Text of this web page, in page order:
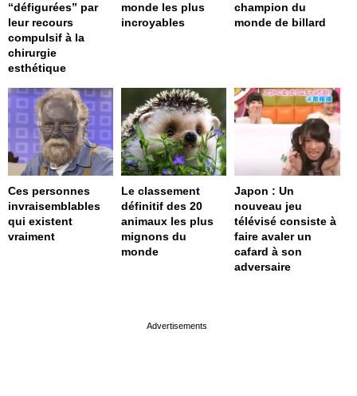
“défigurées” par
leur recours
compulsif à la
chirurgie
esthétique
monde les plus
incroyables
champion du
monde de billard
Ces personnes
invraisemblables
qui existent
vraiment
Le classement
définitif des 20
animaux les plus
mignons du
monde
Japon : Un
nouveau jeu
télévisé consiste à
faire avaler un
cafard à son
adversaire